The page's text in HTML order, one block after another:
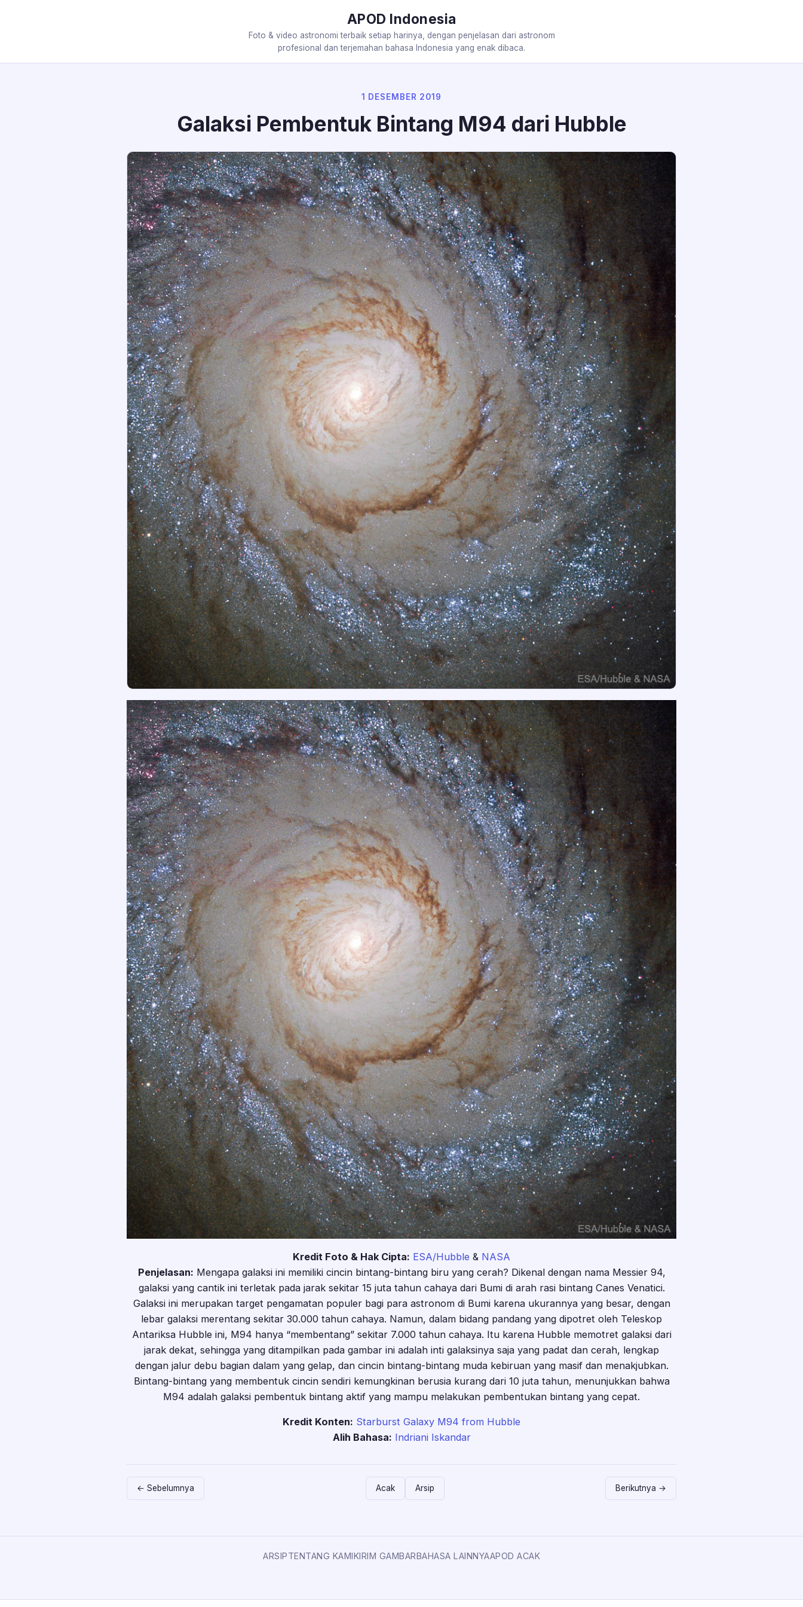
APOD Indonesia
Foto & video astronomi terbaik setiap harinya, dengan penjelasan dari astronom
profesional dan terjemahan bahasa Indonesia yang enak dibaca.
1 DESEMBER 2019
Galaksi Pembentuk Bintang M94 dari Hubble
Kredit Foto & Hak Cipta: ESA/Hubble & NASA
Penjelasan: Mengapa galaksi ini memiliki cincin bintang-bintang biru yang cerah? Dikenal dengan nama Messier 94,
galaksi yang cantik ini terletak pada jarak sekitar 15 juta tahun cahaya dari Bumi di arah rasi bintang Canes Venatici.
Galaksi ini merupakan target pengamatan populer bagi para astronom di Bumi karena ukurannya yang besar, dengan
lebar galaksi merentang sekitar 30.000 tahun cahaya. Namun, dalam bidang pandang yang dipotret oleh Teleskop
Antariksa Hubble ini, M94 hanya “membentang” sekitar 7.000 tahun cahaya. Itu karena Hubble memotret galaksi dari
jarak dekat, sehingga yang ditampilkan pada gambar ini adalah inti galaksinya saja yang padat dan cerah, lengkap
dengan jalur debu bagian dalam yang gelap, dan cincin bintang-bintang muda kebiruan yang masif dan menakjubkan.
Bintang-bintang yang membentuk cincin sendiri kemungkinan berusia kurang dari 10 juta tahun, menunjukkan bahwa
M94 adalah galaksi pembentuk bintang aktif yang mampu melakukan pembentukan bintang yang cepat.
Kredit Konten: Starburst Galaxy M94 from Hubble
Alih Bahasa: Indriani Iskandar
← Sebelumnya Acak Arsip Berikutnya →
ARSIPTENTANG KAMIKIRIM GAMBARBAHASA LAINNYAAPOD ACAK